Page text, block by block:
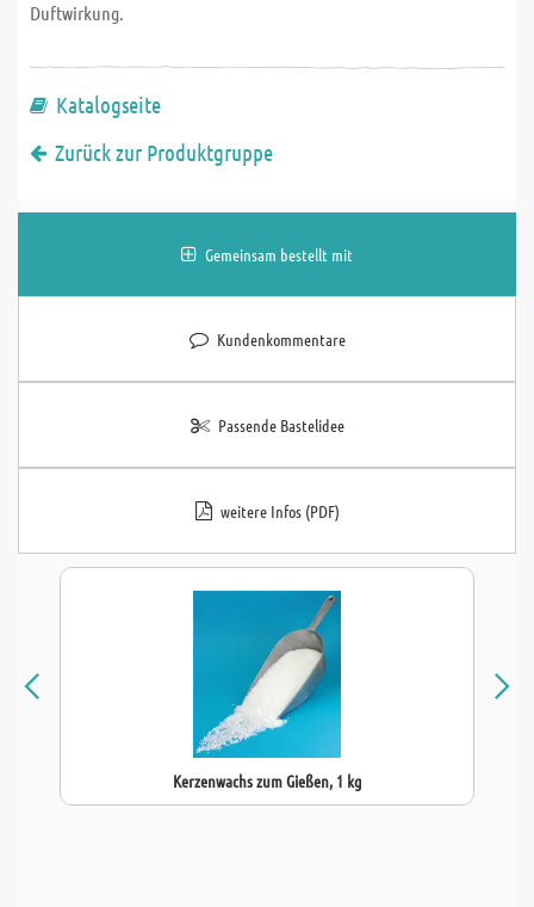
Duftwirkung.
Katalogseite
Zurück zur Produktgruppe
Gemeinsam bestellt mit
Kundenkommentare
Passende Bastelidee
weitere Infos (PDF)
Kerzenwachs zum Gießen, 1 kg